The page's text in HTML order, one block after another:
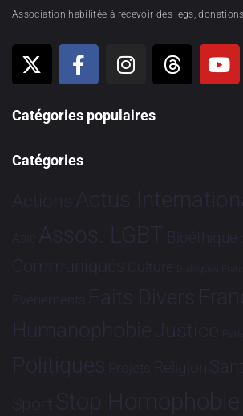
Association habilitée à recevoir des legs,
Catégories populaires
Catégories
Actions Actus
Asie Assos. LGBT Bioéthique
Communiqués Culture Dialogues
Evénements Faits Divers
HumanophobieJustice
Politiques Projets Religion
Sport Stop Homophobie